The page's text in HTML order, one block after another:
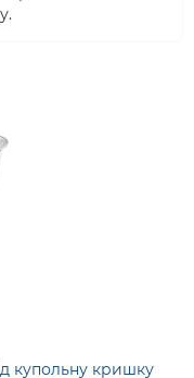
купольну кришку